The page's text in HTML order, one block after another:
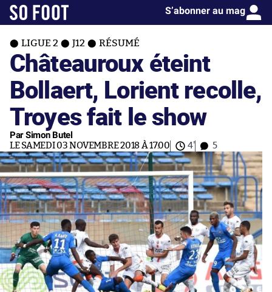
S’abonner au mag
LIGUE 2 J12 RÉSUMÉ
Châteauroux éteint
Bollaert, Lorient recolle,
Troyes fait le show
Par Simon Butel
LE SAMEDI 03 NOVEMBRE 2018 À 17:00 4' 5